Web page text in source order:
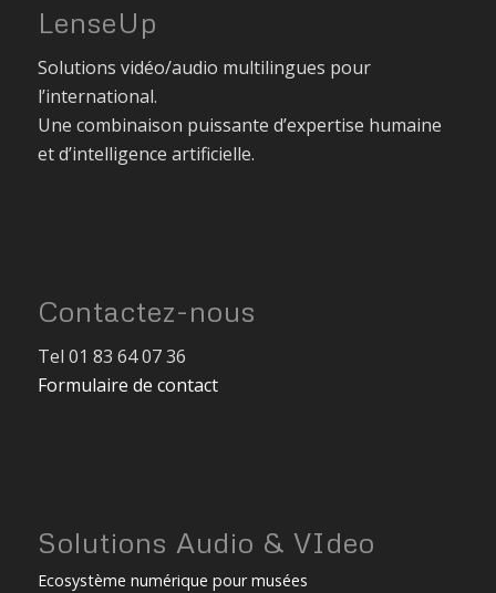
LenseUp
Solutions vidéo/audio multilingues pour
l’international.
Une combinaison puissante d’expertise humaine
et d’intelligence artificielle.
Contactez-nous
Tel 01 83 64 07 36
Formulaire de contact
Solutions Audio & VIdeo
Ecosystème numérique pour musées